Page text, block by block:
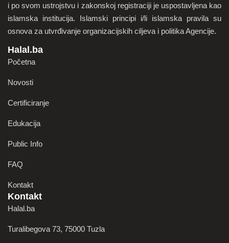
i po svom ustrojstvu i zakonskoj registraciji je uspostavljena kao
islamska institucija. Islamski principi i/li islamska pravila su
osnova za utvrđivanje organizacijskih ciljeva i politika Agencije.
Halal.ba
Početna
Novosti
Certificiranje
Edukacija
Public Info
FAQ
Kontakt
Kontakt
Halal.ba
Turalibegova 73, 75000 Tuzla